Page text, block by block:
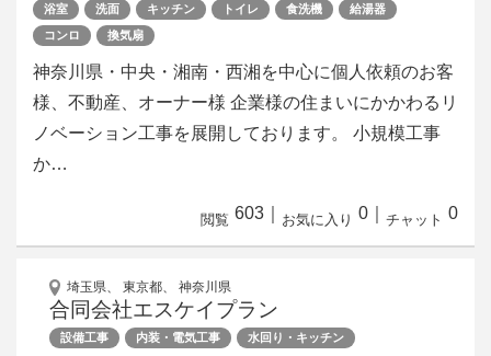
浴室
洗面 キッチン トイレ 食洗機
給湯器
コンロ
換気扇
神奈川県・中央・湘南・西湘​を中心に個人依頼のお客
様、不動産、オーナー様 企業様の住まいにかかわるリ
ノベーション工事を展開しております。 小規模工事
か…
閲覧 603 お気に入り 0 チャット 0
埼玉県、 東京都、 神奈川県
合同会社エスケイプラン
設備工事 内装・電気工事 水回り・キッチン